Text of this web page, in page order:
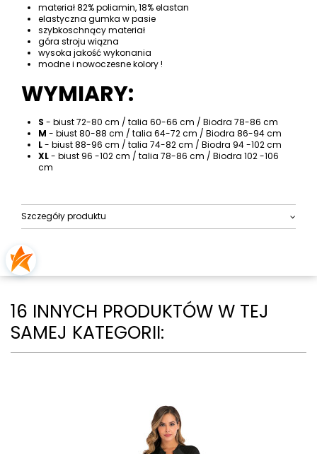
materiał 82% poliamin, 18% elastan
elastyczna gumka w pasie
szybkoschnący materiał
góra stroju wiązna
wysoka jakość wykonania
modne i nowoczesne kolory !
WYMIARY:
S - biust 72-80 cm / talia 60-66 cm / Biodra 78-86 cm
M - biust 80-88 cm / talia 64-72 cm / Biodra 86-94 cm
L- biust 88-96 cm / talia 74-82 cm / Biodra 94 -102 cm
XL- biust 96 -102 cm / talia 78-86 cm / Biodra 102 -106
cm
Szczegóły produktu
16 INNYCH PRODUKTÓW W TEJ
SAMEJ KATEGORII: